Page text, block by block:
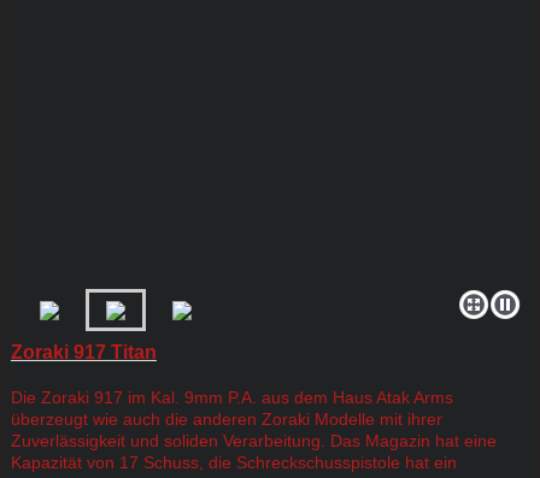
Zoraki 917 Titan
Die Zoraki 917 im Kal. 9mm P.A. aus dem Haus Atak Arms
überzeugt wie auch die anderen Zoraki Modelle mit ihrer
Zuverlässigkeit und soliden Verarbeitung. Das Magazin hat eine
Kapazität von 17 Schuss, die Schreckschusspistole hat ein